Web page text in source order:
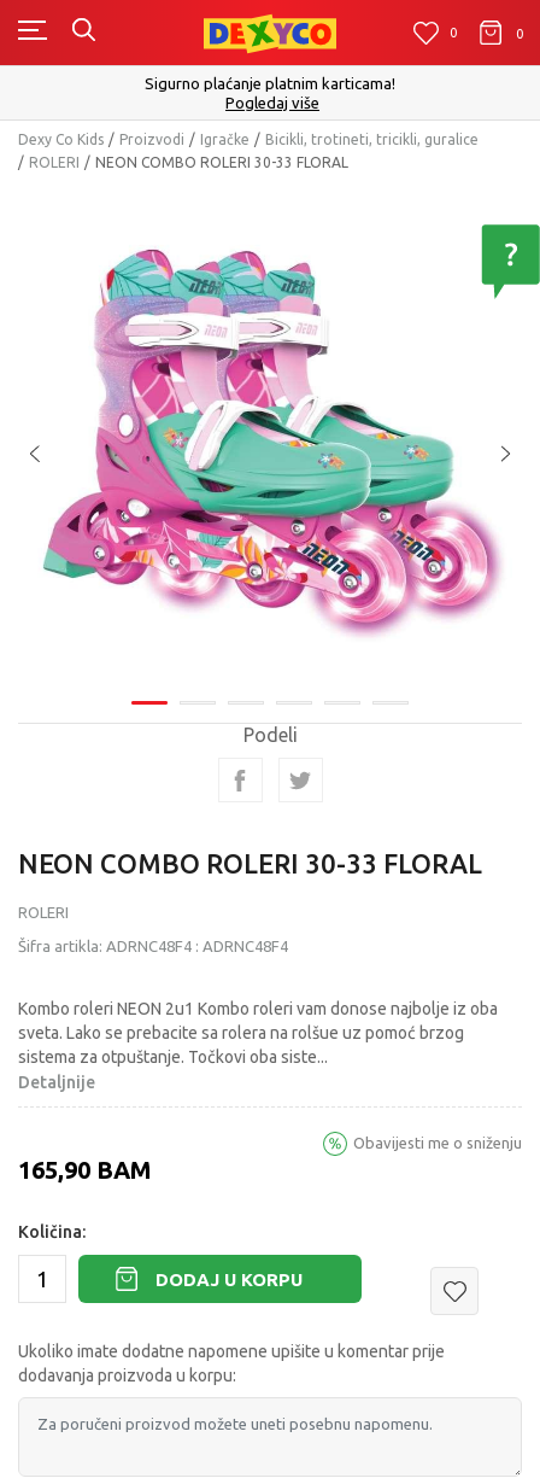
0 0
Sigurno plaćanje platnim karticama!
Pogledaj više
Dexy Co Kids Proizvodi Igračke
Bicikli, trotineti, tricikli, guralice
ROLERI
NEON COMBO ROLERI 30-33 FLORAL
Podeli
NEON COMBO ROLERI 30-33 FLORAL
ROLERI
Šifra artikla: ADRNC48F4 : ADRNC48F4
Kombo roleri NEON 2u1 Kombo roleri vam donose najbolje iz oba
sveta. Lako se prebacite sa rolera na rolšue uz pomoć brzog
sistema za otpuštanje. Točkovi oba siste...
Detaljnije
165,90 BAM
Obavijesti me o sniženju
Količina:
DODAJ U KORPU
Ukoliko imate dodatne napomene upišite u komentar prije
dodavanja proizvoda u korpu: